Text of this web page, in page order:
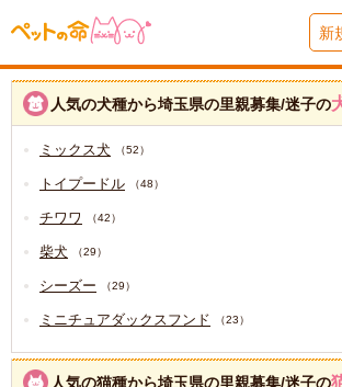
新
人気の犬種から埼玉県の里親募集/迷子の
ミックス犬 （52）
トイプードル （48）
チワワ （42）
柴犬 （29）
シーズー （29）
ミニチュアダックスフンド （23）
人気の猫種から埼玉県の里親募集/迷子の